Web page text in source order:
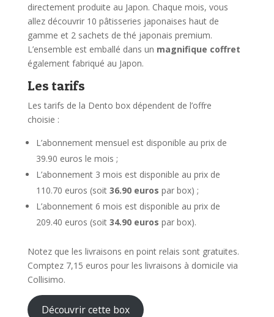
directement produite au Japon. Chaque mois, vous
allez découvrir 10 pâtisseries japonaises haut de
gamme et 2 sachets de thé japonais premium.
L’ensemble est emballé dans un magnifique coffret
également fabriqué au Japon.
Les tarifs
Les tarifs de la Dento box dépendent de l’offre
choisie :
L’abonnement mensuel est disponible au prix de
39.90 euros le mois ;
L’abonnement 3 mois est disponible au prix de
110.70 euros (soit 36.90 euros par box) ;
L’abonnement 6 mois est disponible au prix de
209.40 euros (soit 34.90 euros par box).
Notez que les livraisons en point relais sont gratuites.
Comptez 7,15 euros pour les livraisons à domicile via
Collisimo.
Découvrir cette box